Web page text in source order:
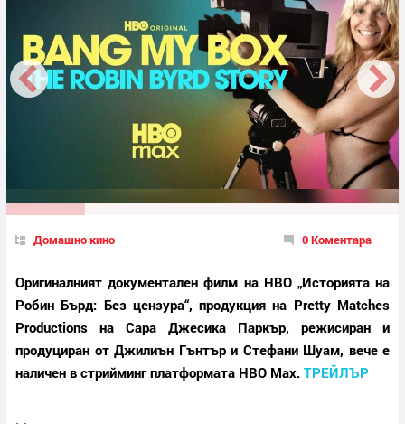
Домашно кино 0 Коментара
Оригиналният документален филм на HBO „Историята на
Робин Бърд: Без цензура“, продукция на Pretty Matches
Productions на Сара Джесика Паркър, режисиран и
продуциран от Джилиън Гънтър и Стефани Шуам, вече е
наличен в стрийминг платформата HBO Max. ТРЕЙЛЪР